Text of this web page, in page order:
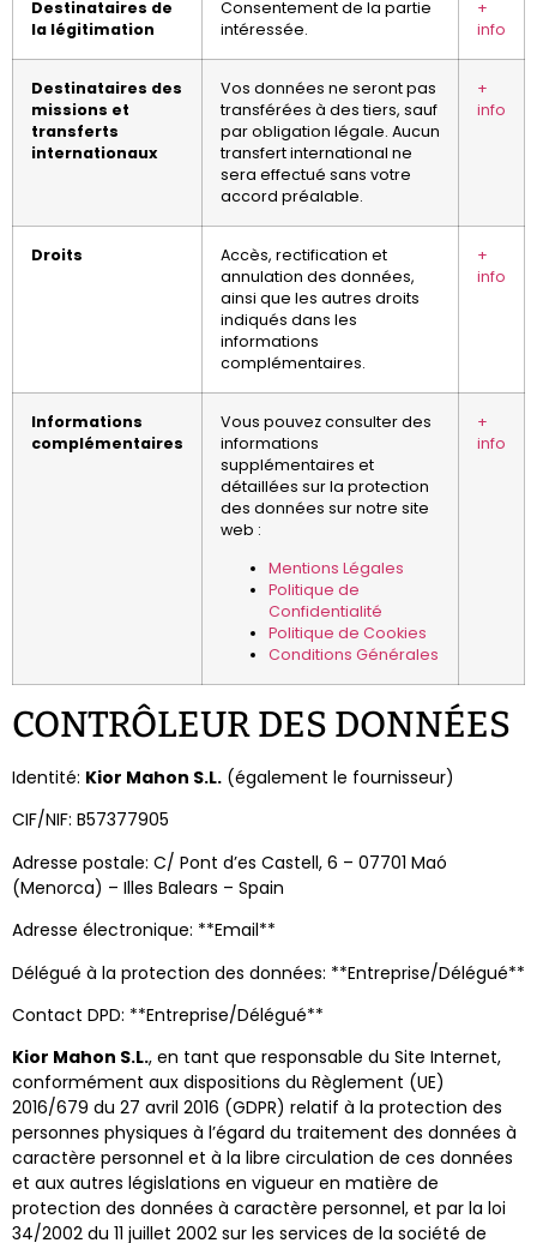
Destinataires de
la légitimation
Consentement de la partie
intéressée.
+
info
Destinataires des
missions et
transferts
internationaux
Vos données ne seront pas
transférées à des tiers, sauf
par obligation légale. Aucun
transfert international ne
sera effectué sans votre
accord préalable.
+
info
Droits
Accès, rectification et
annulation des données,
ainsi que les autres droits
indiqués dans les
informations
complémentaires.
+
info
Informations
complémentaires
Vous pouvez consulter des
informations
supplémentaires et
détaillées sur la protection
des données sur notre site
web :
​Mentions Légales
Politique de
Confidentialité
Politique de Cookies
Conditions Générales
+
info
CONTRÔLEUR DES DONNÉES
Identité: Kior Mahon S.L.​​ (également le fournisseur)
CIF/NIF: B57377905
Adresse postale: C/ Pont d’es Castell, 6 – 07701 Maó
(Menorca) – Illes Balears – Spain
Adresse électronique: **Email**
Délégué à la protection des données: **Entreprise/Délégué**
Contact DPD: **Entreprise/Délégué**
Kior Mahon S.L.​​, en tant que responsable du Site Internet,
conformément aux dispositions du Règlement (UE)
2016/679 du 27 avril 2016 (GDPR) relatif à la protection des
personnes physiques à l’égard du traitement des données à
caractère personnel et à la libre circulation de ces données
et aux autres législations en vigueur en matière de
protection des données à caractère personnel, et par la loi
34/2002 du 11 juillet 2002 sur les services de la société de